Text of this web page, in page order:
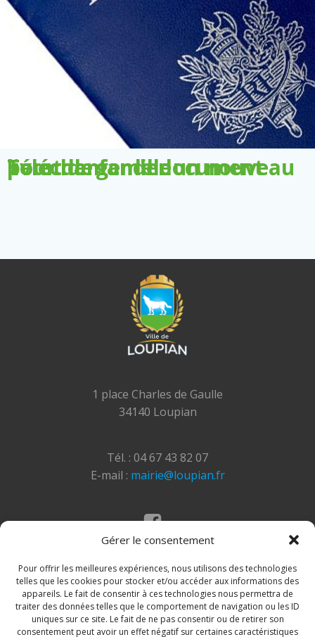
Gérer le consentement
Pour offrir les meilleures expériences, nous utilisons des technologies
telles que les cookies pour stocker et/ou accéder aux informations des
appareils. Le fait de consentir à ces technologies nous permettra de
traiter des données telles que le comportement de navigation ou les ID
uniques sur ce site. Le fait de ne pas consentir ou de retirer son
consentement peut avoir un effet négatif sur certaines caractéristiques
Télécharger le document pour demander un nouveau livret de famille
1 place Charles de Gaulle
34140 Loupian
Tél. : 04 67 43 82 07
E-mail : mairie@loupian.fr